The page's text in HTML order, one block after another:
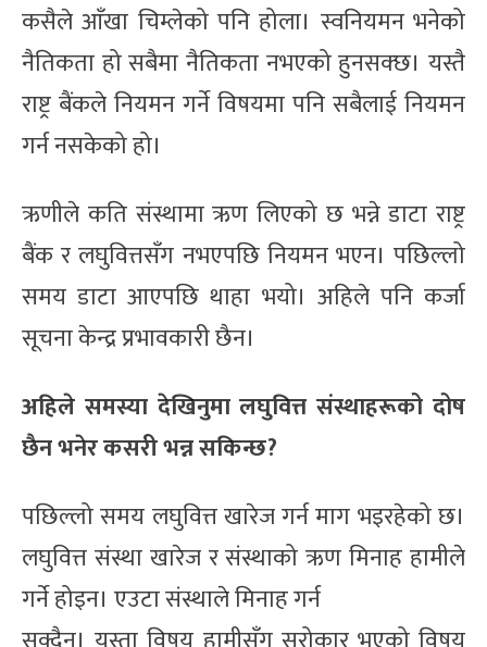
कसैले आँखा चिम्लेको पनि होला। स्वनियमन भनेको
नैतिकता हो सबैमा नैतिकता नभएको हुनसक्छ। यस्तै
राष्ट्र बैंकले नियमन गर्ने विषयमा पनि सबैलाई नियमन
गर्न नसकेको हो।
ऋणीले कति संस्थामा ऋण लिएको छ भन्ने डाटा राष्ट्र
बैंक र लघुवित्तसँग नभएपछि नियमन भएन। पछिल्लो
समय डाटा आएपछि थाहा भयो। अहिले पनि कर्जा
सूचना केन्द्र प्रभावकारी छैन।
अहिले समस्या देखिनुमा लघुवित्त संस्थाहरूको दोष
छैन भनेर कसरी भन्न सकिन्छ?
पछिल्लो समय लघुवित्त खारेज गर्न माग भइरहेको छ।
लघुवित्त संस्था खारेज र संस्थाको ऋण मिनाह हामीले
गर्ने होइन। एउटा संस्थाले मिनाह गर्न